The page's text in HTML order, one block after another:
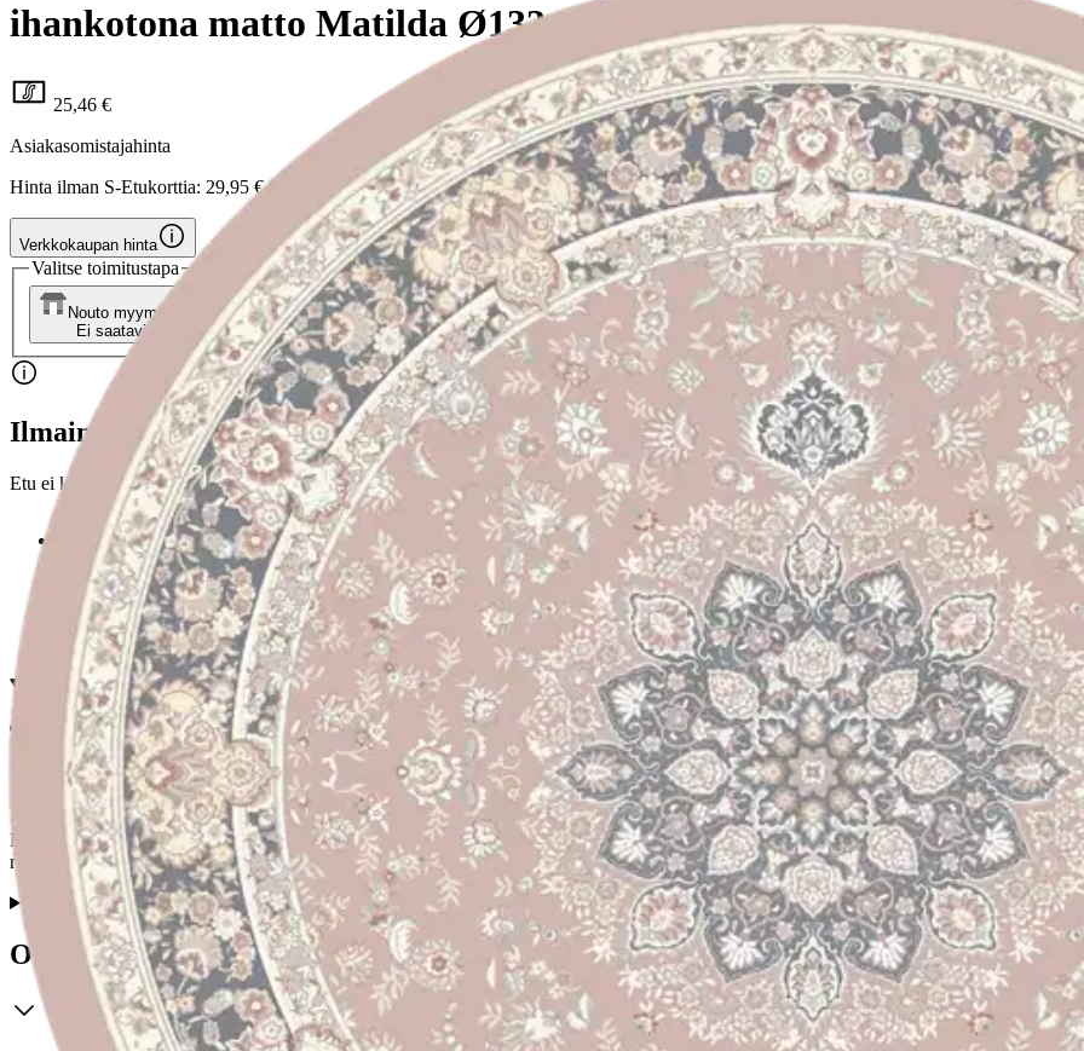
ihankotona matto Matilda Ø133 cm roosa
25,46 €
Asiakasomistajahinta
Hinta ilman S-Etukorttia: 29,95 €
Verkkokaupan hinta
Valitse toimitustapa
Nouto myymälästä
Ei saatavilla
Toimitus
Kotiin tai noutopisteeseenAlk. 4,95 €
Ilmainen toimitus yli 100 €:n tilauksille Postin pakettiautomaattiin tai
Etu ei koske Suuri‑lisäpalvelulla toimitettavia tuotteita.
Tarkista myymäläsaatavuus
Tuotekuvaus
Matilda on kumipohjainen matto. Maton itämainen kuosi sopii lähes kaikkiin kodin tiloihin. Matossa on pitävä pohjaus, joten se ei ole
moderniin kuin perinteiseenkin sisustukseen. Matosta on saatavilla kaksi kaunista sävyä. Matilda kumipohjainen matto on viimeistelty
Ominaisuudet